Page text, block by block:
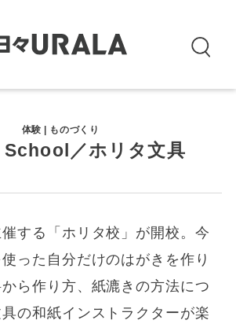
体験 | ものづくり
School／ホリタ文具
する「ホリタ校」が開校。今
った自分だけのはがきを作り
ら作り方、紙漉きの方法につ
の和紙インストラクターが楽